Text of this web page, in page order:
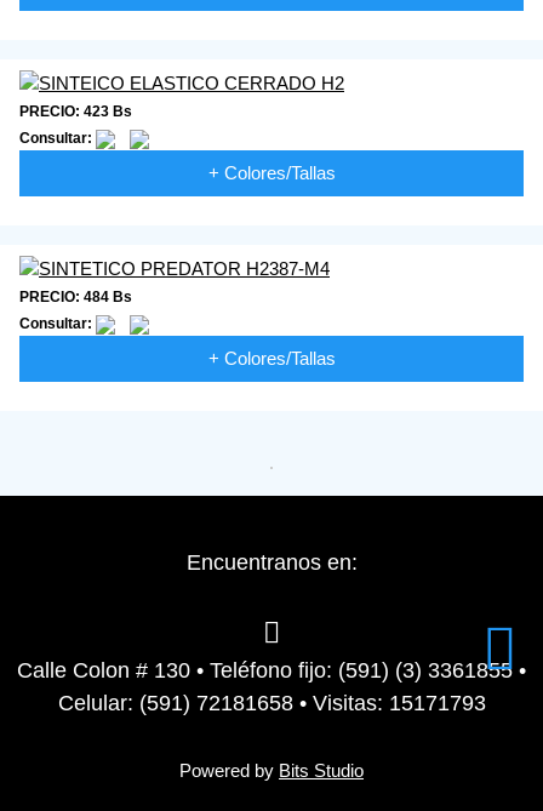
PRECIO: 423 Bs
Consultar:
+ Colores/Tallas
PRECIO: 484 Bs
Consultar:
+ Colores/Tallas
Encuentranos en:
Calle Colon # 130 • Teléfono fijo: (591) (3) 3361855 •
Celular: (591) 72181658 • Visitas: 15171793
Powered by Bits Studio